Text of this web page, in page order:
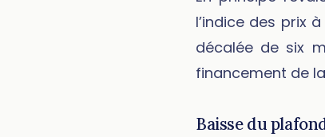
l’indice des prix
décalée de six
financement de
Baisse du